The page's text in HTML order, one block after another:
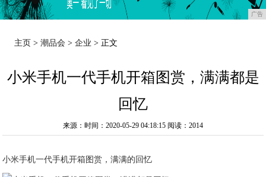
广告
主页 >潮品会 >企业 > 正文
小米手机一代手机开箱图赏，满满都是
回忆
来源：时间：2020-05-29 04:18:15 阅读：2014
小米手机一代手机开箱图赏，满满的回忆